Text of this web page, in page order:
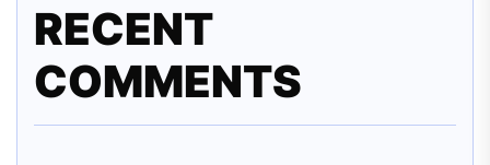
RECENT
COMMENTS